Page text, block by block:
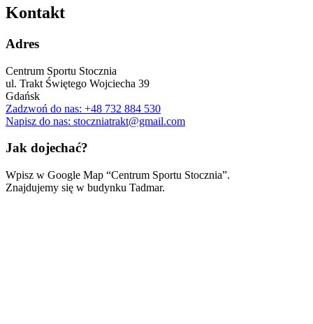
Kontakt
Adres
Centrum Sportu Stocznia
ul. Trakt Świętego Wojciecha 39
Gdańsk
Zadzwoń do nas: +48 732 884 530
Napisz do nas: stoczniatrakt@gmail.com
Jak dojechać?
Wpisz w Google Map “Centrum Sportu Stocznia”.
Znajdujemy się w budynku Tadmar.